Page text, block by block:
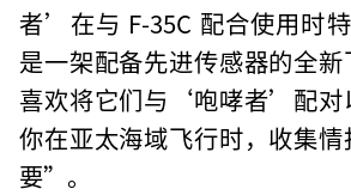
者’在与 F-35C 配合使用时
是一架配备先进传感器的全
喜欢将它们与‘咆哮者’配对
你在亚太海域飞行时，收集
要”。